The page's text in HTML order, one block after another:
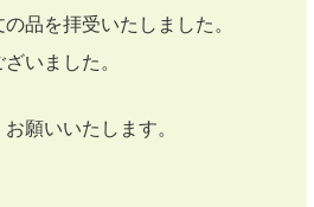
品を拝受いたしました。
いました。
願いいたします。